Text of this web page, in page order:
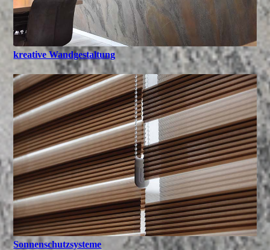
kreative Wandgestaltung
Sonnenschutzsysteme